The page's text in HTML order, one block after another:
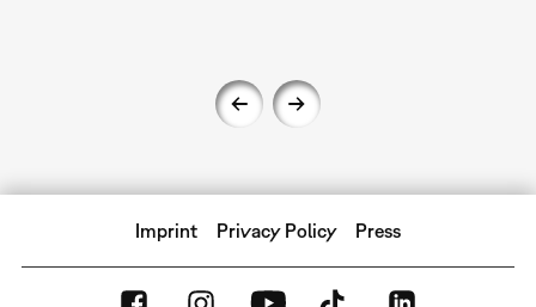
Imprint Privacy Policy Press